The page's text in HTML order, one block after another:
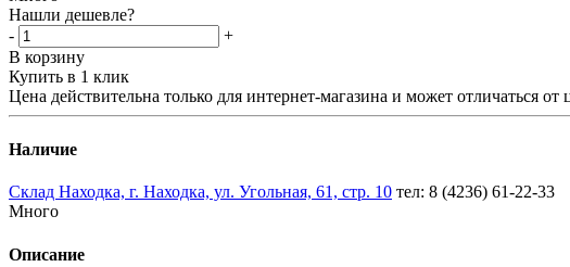
Нашли дешевле?
-
+
В корзину
Купить в 1 клик
Цена действительна только для интернет-магазина и может отличаться
Наличие
Склад Находка, г. Находка, ул. Угольная, 61, стр. 10 тел: 8 (4236) 61-22-33
Много
Описание